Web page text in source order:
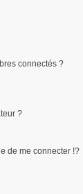
connectés ?
?
de me connecter !?